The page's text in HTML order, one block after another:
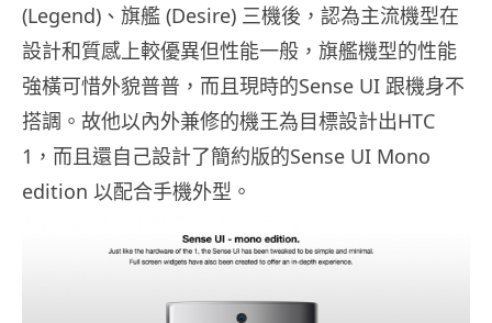
(Legend)、旗艦 (Desire) 三機後，認為主流機型在
設計和質感上較優異但性能一般，旗艦機型的性能
強橫可惜外貌普普，而且現時的Sense UI 跟機身不
搭調。故他以內外兼修的機王為目標設計出HTC
1，而且還自己設計了簡約版的Sense UI Mono
edition 以配合手機外型。